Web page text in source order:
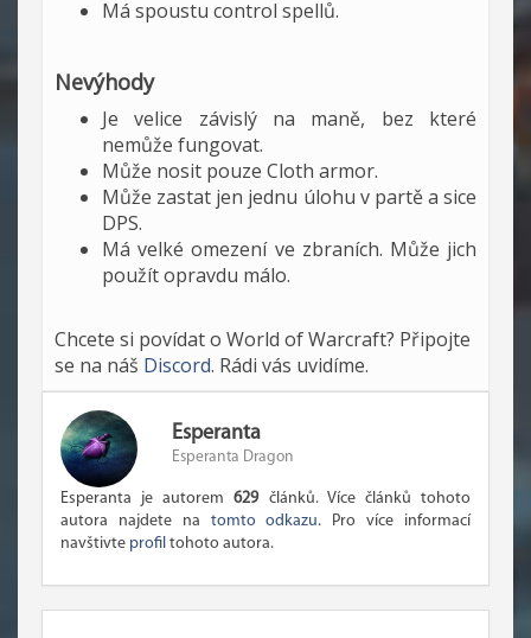
Má spoustu control spellů.
Nevýhody
Je velice závislý na maně, bez které
nemůže fungovat.
Může nosit pouze Cloth armor.
Může zastat jen jednu úlohu v partě a sice
DPS.
Má velké omezení ve zbraních. Může jich
použít opravdu málo.
Chcete si povídat o World of Warcraft? Připojte
se na náš Discord. Rádi vás uvidíme.
Esperanta
Esperanta Dragon
Esperanta je autorem629článků. Více článků tohoto
autora najdete na tomto odkazu. Pro více informací
navštivte profil tohoto autora.